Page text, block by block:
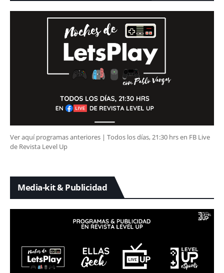
Ver aquí programas anteriores | Todos los días, 21:30 hrs en FB Live
de Revista Level Up
Media-kit & Publicidad